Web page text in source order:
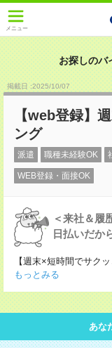
メニュー
お探しのバ
掲載日 :2025/10/07
【web登録】
ング
派遣 職種未経験OK
WEB登録・面接OK
＜来社＆履
日払いだか
【週末×短時間でサク
もっとみる
あな